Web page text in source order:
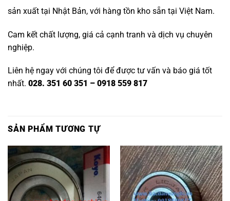
sản xuất tại Nhật Bản, với hàng tồn kho sẵn tại Việt Nam.
Cam kết chất lượng, giá cả cạnh tranh và dịch vụ chuyên
nghiệp.
Liên hệ ngay với chúng tôi để được tư vấn và báo giá tốt
nhất. 028. 351 60 351 – 0918 559 817
SẢN PHẨM TƯƠNG TỰ